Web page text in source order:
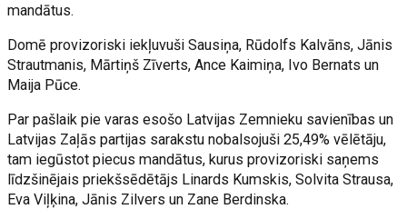
mandātus.
Domē provizoriski iekļuvuši Sausiņa, Rūdolfs Kalvāns, Jānis
Strautmanis, Mārtiņš Zīverts, Ance Kaimiņa, Ivo Bernats un
Maija Pūce.
Par pašlaik pie varas esošo Latvijas Zemnieku savienības un
Latvijas Zaļās partijas sarakstu nobalsojuši 25,49% vēlētāju,
tam iegūstot piecus mandātus, kurus provizoriski saņems
līdzšinējais priekšsēdētājs Linards Kumskis, Solvita Strausa,
Eva Viļķina, Jānis Zilvers un Zane Berdinska.